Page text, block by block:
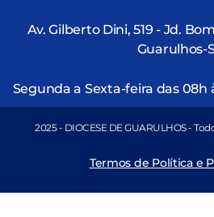
Av. Gilberto Dini, 519 - Jd.
Guarulhos-
Segunda a Sexta-feira das 08h
2025 - DIOCESE DE GUARULHOS -
Termos de Política e